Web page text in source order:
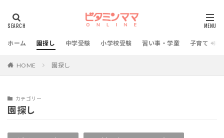
ホーム 園探し 中学受験 小学校受験 習い事・学童 子育て・教
HOME 園探し
カテゴリー
園探し